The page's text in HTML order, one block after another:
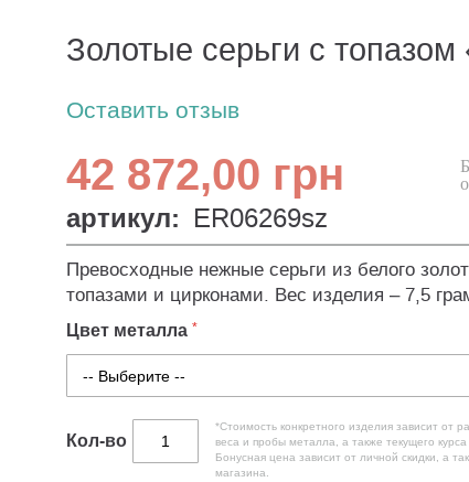
Золотые серьги с
Оставить отзыв
42 872,00 грн
артикул: ER06269sz
Превосходные нежные серьги из белого
топазами и цирконами. Вес изделия – 7,5
Цвет металла
Кол-во
*Стоимость конкретного изделия зависит от
веса и пробы металла, а также текущего
Бонусная цена зависит от личной скидки, а
магазина.